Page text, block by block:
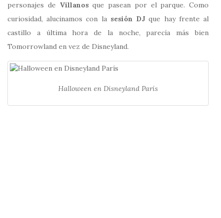
personajes de Villanosque pasean por el parque. Como
curiosidad, alucinamos con lasesión DJ que hay frente al
castillo a última hora de la noche, parecía más bien
Tomorrowland en vez de Disneyland.
Halloween en Disneyland París